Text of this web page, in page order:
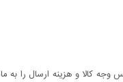
کالا و هزینه ارسال را به